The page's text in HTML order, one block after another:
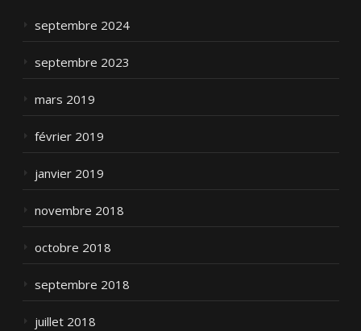
septembre 2024
septembre 2023
mars 2019
février 2019
janvier 2019
novembre 2018
octobre 2018
septembre 2018
juillet 2018